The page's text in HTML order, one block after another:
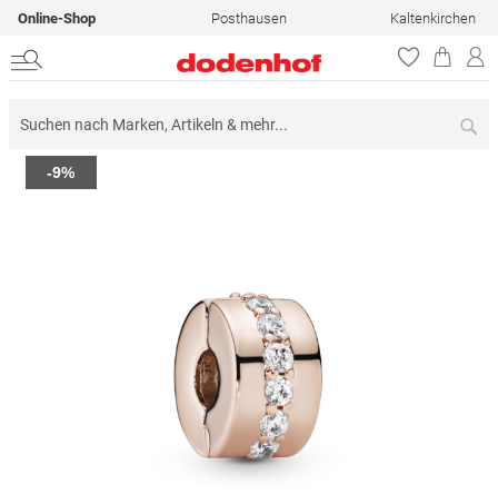
Online-Shop Posthausen Kaltenkirchen
Zum
Ende
-9%